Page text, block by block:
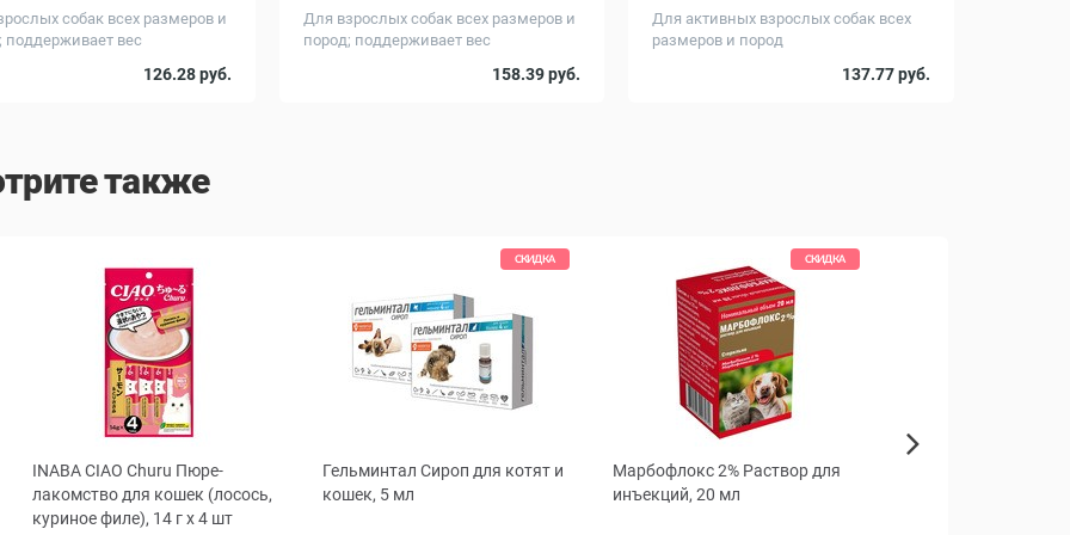
собак всех размеров и
поддерживает вес
126.28 руб.
20
Для взрослых собак всех размеров и
пород; поддерживает вес
158.39 руб.
20
Для активных взрослых собак всех
размеров и пород
137.77 руб.
20
также
INABA CIAO Churu Пюре-
лакомство для кошек (лосось,
куриное филе), 14 г x 4 шт
СКИДКА
Гельминтал Cироп для котят и
кошек, 5 мл
СКИДКА
Марбофлокс 2% Раствор для
инъекций, 20 мл